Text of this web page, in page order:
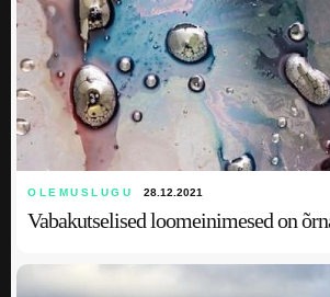
OLEMUSLUGU 28.12.2021
Vabakutselised loomeinimesed on